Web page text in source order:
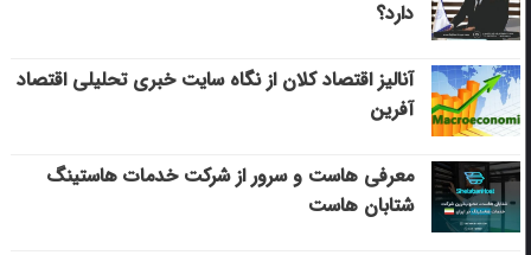
دارد؟
آنالیز اقتصاد کلان از نگاه سایت خبری تحلیلی اقتصاد
آفرین
معرفی هاست و سرور از شرکت خدمات هاستینگ
شتابان هاست